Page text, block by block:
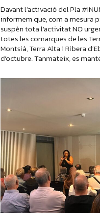
Davant l’activació del Pla
informem que, com a mesura
suspèn tota l’activitat NO
totes les comarques de les
Montsià, Terra Alta i Ribera
d’octubre. Tanmateix, es